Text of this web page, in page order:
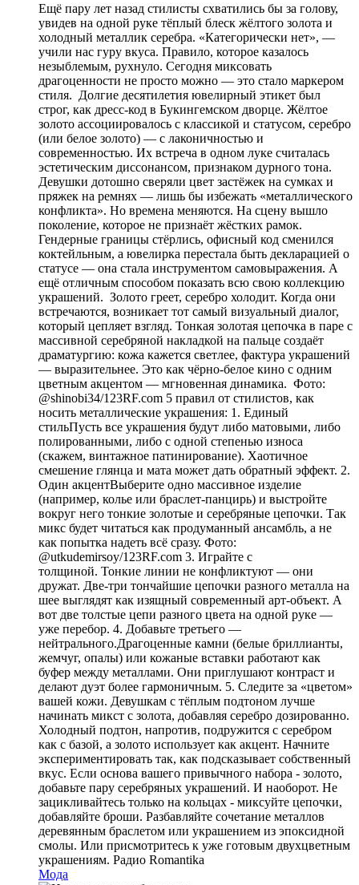
Ещё пару лет назад стилисты схватились бы за голову,
увидев на одной руке тёплый блеск жёлтого золота и
холодный металлик серебра. «Категорически нет», —
учили нас гуру вкуса. Правило, которое казалось
незыблемым, рухнуло. Сегодня миксовать
драгоценности не просто можно — это стало маркером
стиля. Долгие десятилетия ювелирный этикет был
строг, как дресс-код в Букингемском дворце. Жёлтое
золото ассоциировалось с классикой и статусом, серебро
(или белое золото) — с лаконичностью и
современностью. Их встреча в одном луке считалась
эстетическим диссонансом, признаком дурного тона.
Девушки дотошно сверяли цвет застёжек на сумках и
пряжек на ремнях — лишь бы избежать «металлического
конфликта». Но времена меняются. На сцену вышло
поколение, которое не признаёт жёстких рамок.
Гендерные границы стёрлись, офисный код сменился
коктейльным, а ювелирка перестала быть декларацией о
статусе — она стала инструментом самовыражения. А
ещё отличным способом показать всю свою коллекцию
украшений. Золото греет, серебро холодит. Когда они
встречаются, возникает тот самый визуальный диалог,
который цепляет взгляд. Тонкая золотая цепочка в паре с
массивной серебряной накладкой на пальце создаёт
драматургию: кожа кажется светлее, фактура украшений
— выразительнее. Это как чёрно-белое кино с одним
цветным акцентом — мгновенная динамика. Фото:
@shinobi34/123RF.com 5 правил от стилистов, как
носить металлические украшения: 1. Единый
стильПусть все украшения будут либо матовыми, либо
полированными, либо с одной степенью износа
(скажем, винтажное патинирование). Хаотичное
смешение глянца и мата может дать обратный эффект. 2.
Один акцентВыберите одно массивное изделие
(например, колье или браслет-панцирь) и выстройте
вокруг него тонкие золотые и серебряные цепочки. Так
микс будет читаться как продуманный ансамбль, а не
как попытка надеть всё сразу. Фото:
@utkudemirsoy/123RF.com 3. Играйте с
толщиной. Тонкие линии не конфликтуют — они
дружат. Две-три тончайшие цепочки разного металла на
шее выглядят как изящный современный арт-объект. А
вот две толстые цепи разного цвета на одной руке —
уже перебор. 4. Добавьте третьего —
нейтрального.Драгоценные камни (белые бриллианты,
жемчуг, опалы) или кожаные вставки работают как
буфер между металлами. Они приглушают контраст и
делают дуэт более гармоничным. 5. Следите за «цветом»
вашей кожи. Девушкам с тёплым подтоном лучше
начинать микст с золота, добавляя серебро дозированно.
Холодный подтон, напротив, подружится с серебром
как с базой, а золото использует как акцент. Начните
экспериментировать так, как подсказывает собственный
вкус. Если основа вашего привычного набора - золото,
добавьте пару серебряных украшений. И наоборот. Не
зацикливайтесь только на кольцах - миксуйте цепочки,
добавляйте броши. Разбавляйте сочетание металлов
деревянным браслетом или украшением из эпоксидной
смолы. Или присмотритесь к уже готовым двухцветным
украшениям. Радио Romantika
Мода